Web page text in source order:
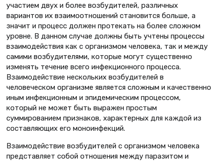
участием двух и более возбудителей, различных
вариантов их взаимоотношений становится больше, а
значит и процесс должен протекать на более сложном
уровне. В данном случае должны быть учтены процессы
взаимодействия как с организмом человека, так и между
самими возбудителями, которые могут существенно
изменять течение всего инфекционного процесса.
Взаимодействие нескольких возбудителей в
человеческом организме является сложным и качественно
иным инфекционным и эпидемическим процессом,
который не может быть выражен простым
суммированием признаков, характерных для каждой из
составляющих его моноинфекций.
Взаимодействие возбудителей с организмом человека
представляет собой отношения между паразитом и